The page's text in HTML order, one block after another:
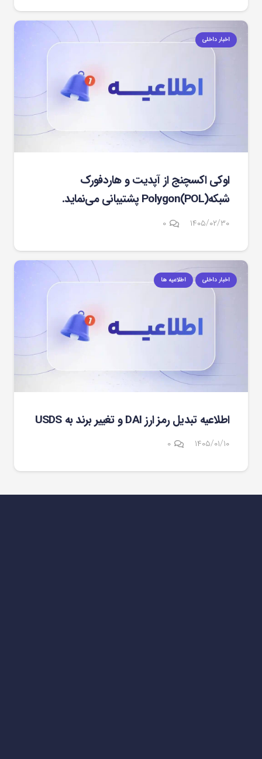
اخبار داخلی
اوکی اکسچنج از آپدیت و هاردفورک
شبکهPolygon(POL) پشتیبانی می‌نماید.
۱۴۰۵/۰۲/۳۰ ۰
اخبار داخلی اطلاعیه ها
اطلاعیه تبدیل رمز ارز DAI و تغییر برند به USDS
۱۴۰۵/۰۱/۱۰ ۰